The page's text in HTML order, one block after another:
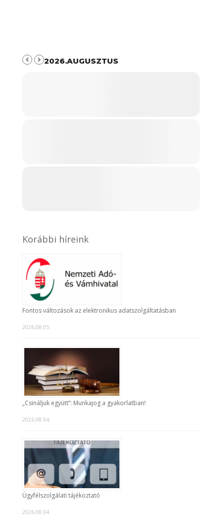
2026.AUGUSZTUS
Korábbi híreink
Fontos változások az elektronikus adatszolgáltatásban
2026.08.05.
„Csináljuk együtt”: Munkajog a gyakorlatban!
2026.08.04.
Ügyfélszolgálati tájékoztató
2026.08.04.